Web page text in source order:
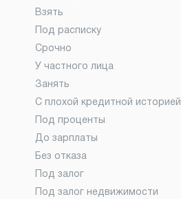
Взять
Под расписку
Срочно
У частного лица
Занять
С плохой кредитной историей
Под проценты
До зарплаты
Без отказа
Под залог
Под залог недвижимости